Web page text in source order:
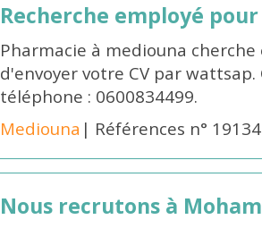
Recherche employé
Pharmacie à mediouna
d'envoyer votre CV par
téléphone : 0600834499.
Mediouna | Références n° 19134
Nous recrutons à